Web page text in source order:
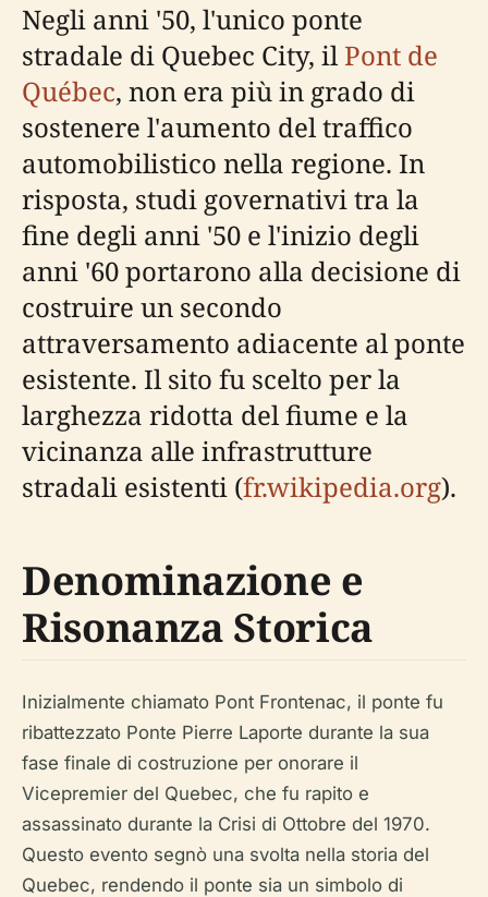
Negli anni '50, l'unico ponte
stradale di Quebec City, ilPont de
Québec, non era più in grado di
sostenere l'aumento del traffico
automobilistico nella regione. In
risposta, studi governativi tra la
fine degli anni '50 e l'inizio degli
anni '60 portarono alla decisione di
costruire un secondo
attraversamento adiacente al ponte
esistente. Il sito fu scelto per la
larghezza ridotta del fiume e la
vicinanza alle infrastrutture
stradali esistenti (fr.wikipedia.org).
Denominazione e
Risonanza Storica
Inizialmente chiamato Pont Frontenac, il ponte fu
ribattezzato Ponte Pierre Laporte durante la sua
fase finale di costruzione per onorare il
Vicepremier del Quebec, che fu rapito e
assassinato durante la Crisi di Ottobre del 1970.
Questo evento segnò una svolta nella storia del
Quebec, rendendo il ponte sia un simbolo di